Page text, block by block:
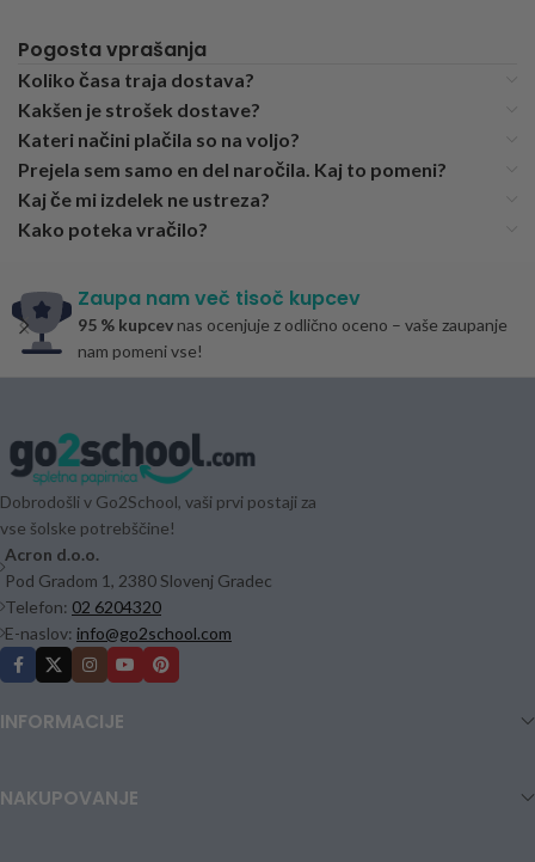
Pogosta vprašanja
Koliko časa traja dostava?
Kakšen je strošek dostave?
Kateri načini plačila so na voljo?
Prejela sem samo en del naročila. Kaj to pomeni?
Kaj če mi izdelek ne ustreza?
Kako poteka vračilo?
Zaupa nam več tisoč kupcev
95 % kupcev nas ocenjuje z odlično oceno – vaše zaupanje
nam pomeni vse!
Dobrodošli v Go2School, vaši prvi postaji za
vse šolske potrebščine!
Acron d.o.o.
Pod Gradom 1, 2380 Slovenj Gradec
Telefon: 02 6204320
E-naslov: info@go2school.com
INFORMACIJE
NAKUPOVANJE